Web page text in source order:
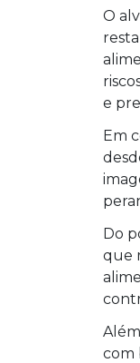
O
e
Em
Do
que
com